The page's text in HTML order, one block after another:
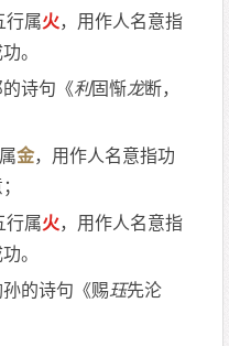
行属火，用作人名意指
。
诗句《利固惭龙断，
金，用作人名意指功
行属火，用作人名意指
。
的诗句《赐珏先沦